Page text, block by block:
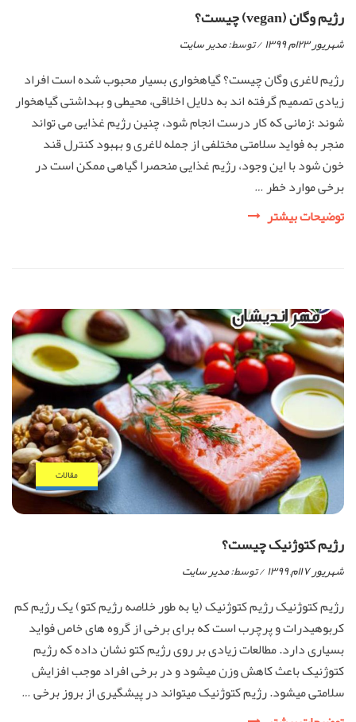
رژیم وگان (vegan) چیست؟
شهریور ۲۳ام, ۱۳۹۹ / توسط:مدیر سایت
رژیم لاغری وگان چیست؟ گیاهخواری بسیار محبوب شده است افراد
زیادی تصمیم گرفته اند به دلایل اخلاقی، محیطی و بهداشتی گیاهخوار
شوند ؛زمانی که کار درست انجام شود، چنین رژیم غذایی می تواند
منجر به فواید سلامتی مختلفی از جمله لاغری و بهبود کنترل قند
خون شود با این وجود، رژیم غذایی منحصرا گیاهی ممکن است در
برخی موارد خطر …
رژیم
توضیحات بیشتر
مقالات
رژیم کتوژنیک چیست؟
شهریور ۱۷ام, ۱۳۹۹ / توسط:مدیر سایت
رژیم کتوژنیک رژیم کتوژنیک (یا به طور خلاصه رژیم کتو) یک رژیم کم
کربوهیدرات و پرچرب است که برای برخی از گروه های خاص فواید
بسیاری دارد. مطالعات زیادی بر روی رژیم کتو نشان داده که رژیم
کتوژنیک باعث کاهش وزن میشود و در برخی افراد موجب افزایش
سلامتی میشود. رژیم کتوژنیک میتواند در پیشگیری از بروز برخی …